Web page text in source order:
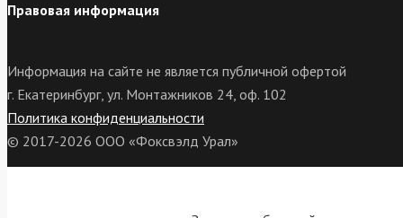
Правовая информация
Информация на сайте не является публичной офертой
г. Екатеринбург, ул. Монтажников 24, оф. 102
Политика конфиденциальности
© 2017-2026 ООО «Фоксвэлд Урал»